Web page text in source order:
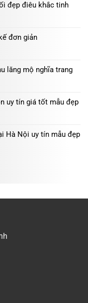
đẹp điêu khắc tinh
đơn giản
lăng mộ nghĩa trang
uy tín giá tốt mẫu đẹp
Hà Nội uy tín mẫu đẹp